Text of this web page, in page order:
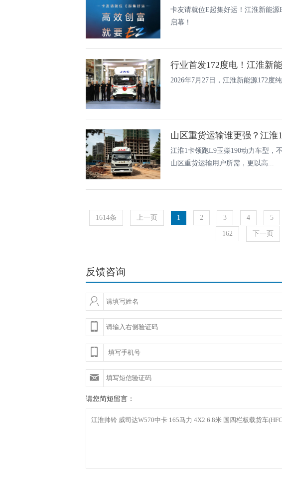
卡友请就位E起集好运！江淮新能
启幕！
2026年7月27日，江淮新能源172度
江淮1卡领跑L9玉柴190动力车型，
山区重货运输用户所需，更以高...
1614条 上一页 1 2 3 4 5
162 下一页
反馈咨询
请您简短留言：